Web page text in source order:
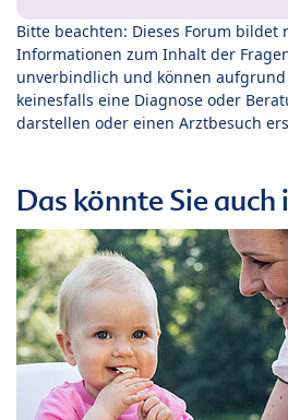
Bitte beachten: Dieses Forum bildet
Informationen zum Inhalt der
unverbindlich und können
keinesfalls eine Diagnose oder
darstellen oder einen Arztbesuch
Das könnte Sie